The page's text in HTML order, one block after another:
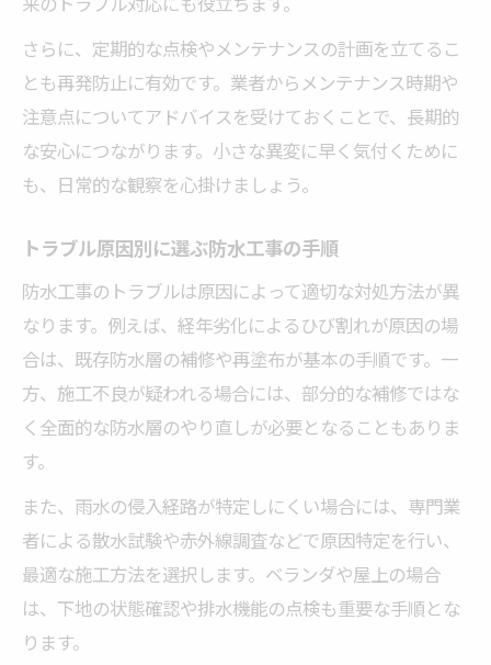
さらに、定期的な点検やメンテナンスの計画を立てるこ
とも再発防止に有効です。業者からメンテナンス時期や
注意点についてアドバイスを受けておくことで、長期的
な安心につながります。小さな異変に早く気付くために
も、日常的な観察を心掛けましょう。
トラブル原因別に選ぶ防水工事の手順
防水工事のトラブルは原因によって適切な対処方法が異
なります。例えば、経年劣化によるひび割れが原因の場
合は、既存防水層の補修や再塗布が基本の手順です。一
方、施工不良が疑われる場合には、部分的な補修ではな
く全面的な防水層のやり直しが必要となることもありま
す。
また、雨水の侵入経路が特定しにくい場合には、専門業
者による散水試験や赤外線調査などで原因特定を行い、
最適な施工方法を選択します。ベランダや屋上の場合
は、下地の状態確認や排水機能の点検も重要な手順とな
ります。